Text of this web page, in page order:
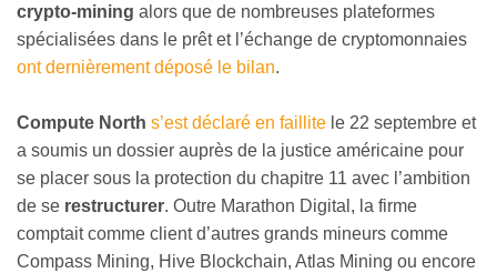
crypto-mining alors que de nombreuses plateformes
spécialisées dans le prêt et l’échange de cryptomonnaies
ont dernièrement déposé le bilan.
Compute North s’est déclaré en faillite le 22 septembre et
a soumis un dossier auprès de la justice américaine pour
se placer sous la protection du chapitre 11 avec l’ambition
de se restructurer. Outre Marathon Digital, la firme
comptait comme client d’autres grands mineurs comme
Compass Mining, Hive Blockchain, Atlas Mining ou encore